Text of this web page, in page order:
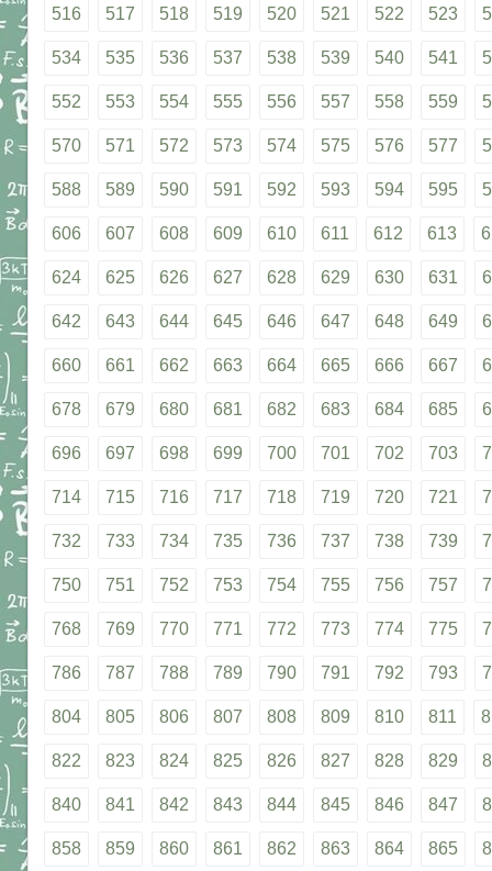
516 517 518 519 520 521 522 523
534 535 536 537 538 539 540 541
552 553 554 555 556 557 558 559
570 571 572 573 574 575 576 577
588 589 590 591 592 593 594 595
606 607 608 609 610 611 612 613
624 625 626 627 628 629 630 631
642 643 644 645 646 647 648 649
660 661 662 663 664 665 666 667
678 679 680 681 682 683 684 685
696 697 698 699 700 701 702 703
714 715 716 717 718 719 720 721
732 733 734 735 736 737 738 739
750 751 752 753 754 755 756 757
768 769 770 771 772 773 774 775
786 787 788 789 790 791 792 793
804 805 806 807 808 809 810 811
822 823 824 825 826 827 828 829
840 841 842 843 844 845 846 847
858 859 860 861 862 863 864 865